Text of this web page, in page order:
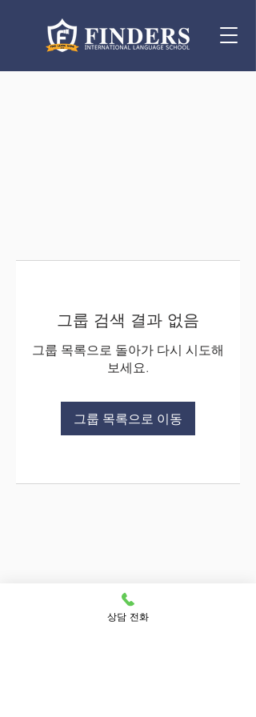
그룹 검색 결과 없음
그룹 목록으로 돌아가 다시 시도해
보세요.
그룹 목록으로 이동
상담 전화